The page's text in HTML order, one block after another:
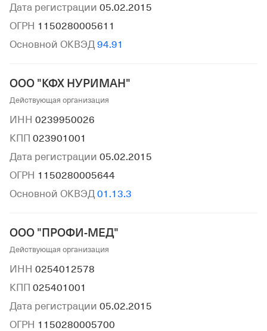
Дата регистрации 05.02.2015
ОГРН 1150280005611
Основной ОКВЭД 94.91
ООО "КФХ НУРИМАН"
Действующая организация
ИНН 0239950026
КПП 023901001
Дата регистрации 05.02.2015
ОГРН 1150280005644
Основной ОКВЭД 01.13.3
ООО "ПРОФИ-МЕД"
Действующая организация
ИНН 0254012578
КПП 025401001
Дата регистрации 05.02.2015
ОГРН 1150280005700